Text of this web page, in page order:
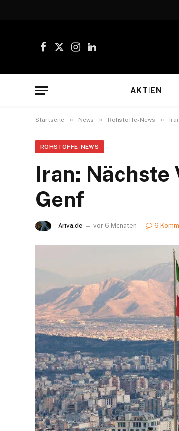
Facebook
X
InstagramLinkedIn
AKTIEN
Startseite » News » Rohstoffe-News »
ROHSTOFFE-NEWS
Iran: Nächste
Genf
Ariva.de vor 6 Monaten 6